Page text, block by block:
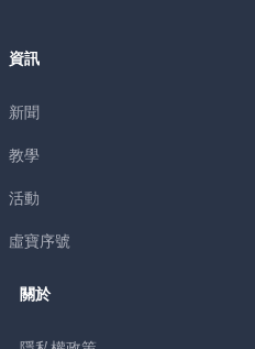
資訊
新聞
教學
活動
虛寶序號
關於